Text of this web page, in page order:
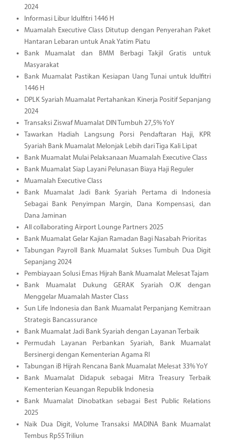
2024
Informasi Libur Idulfitri 1446 H
Muamalah Executive Class Ditutup dengan Penyerahan Paket
Hantaran Lebaran untuk Anak Yatim Piatu
Bank Muamalat dan BMM Berbagi Takjil Gratis untuk
Masyarakat
Bank Muamalat Pastikan Kesiapan Uang Tunai untuk Idulfitri
1446 H
DPLK Syariah Muamalat Pertahankan Kinerja Positif Sepanjang
2024
Transaksi Ziswaf Muamalat DIN Tumbuh 27,5% YoY
Tawarkan Hadiah Langsung Porsi Pendaftaran Haji, KPR
Syariah Bank Muamalat Melonjak Lebih dari Tiga Kali Lipat
Bank Muamalat Mulai Pelaksanaan Muamalah Executive Class
Bank Muamalat Siap Layani Pelunasan Biaya Haji Reguler
Muamalah Executive Class
Bank Muamalat Jadi Bank Syariah Pertama di Indonesia
Sebagai Bank Penyimpan Margin, Dana Kompensasi, dan
Dana Jaminan
All collaborating Airport Lounge Partners 2025
Bank Muamalat Gelar Kajian Ramadan Bagi Nasabah Prioritas
Tabungan Payroll Bank Muamalat Sukses Tumbuh Dua Digit
Sepanjang 2024
Pembiayaan Solusi Emas Hijrah Bank Muamalat Melesat Tajam
Bank Muamalat Dukung GERAK Syariah OJK dengan
Menggelar Muamalah Master Class
Sun Life Indonesia dan Bank Muamalat Perpanjang Kemitraan
Strategis Bancassurance
Bank Muamalat Jadi Bank Syariah dengan Layanan Terbaik
Permudah Layanan Perbankan Syariah, Bank Muamalat
Bersinergi dengan Kementerian Agama RI
Tabungan iB Hijrah Rencana Bank Muamalat Melesat 33% YoY
Bank Muamalat Didapuk sebagai Mitra Treasury Terbaik
Kementerian Keuangan Republik Indonesia
Bank Muamalat Dinobatkan sebagai Best Public Relations
2025
Naik Dua Digit, Volume Transaksi MADINA Bank Muamalat
Tembus Rp55 Triliun